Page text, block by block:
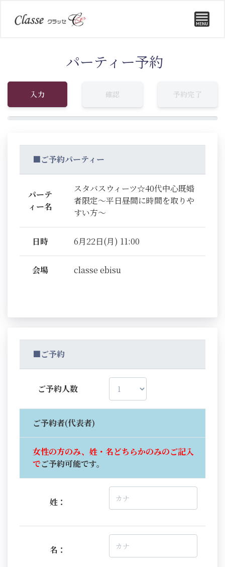
パーティー予約
入力 確認 予約完了
■ご予約パーティー
パーテ
ィー名
スタバスウィーツ☆40代中心既婚
者限定～平日昼間に時間を取りや
すい方～
日時 6月22日(月) 11:00
会場 classe ebisu
■ご予約
ご予約人数
ご予約者(代表者)
女性の方のみ、姓・名どちらかのみのご記入
でご予約可能です。
姓：
名：